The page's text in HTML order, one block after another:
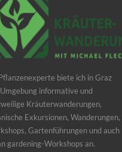
biete ich in Graz
informative und
Kräuterwanderungen,
Exkursionen, Wanderungen,
Gartenführungen und auch
gardening-Workshops an.